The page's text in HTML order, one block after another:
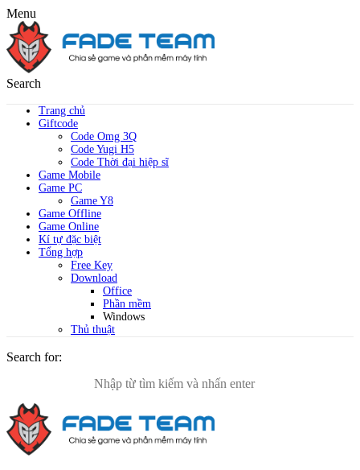
Menu
Search
Trang chủ
Giftcode
Code Omg 3Q
Code Yugi H5
Code Thời đại hiệp sĩ
Game Mobile
Game PC
Game Y8
Game Offline
Game Online
Kí tự đặc biệt
Tổng hợp
Free Key
Download
Office
Phần mềm
Windows
Thủ thuật
Search for: